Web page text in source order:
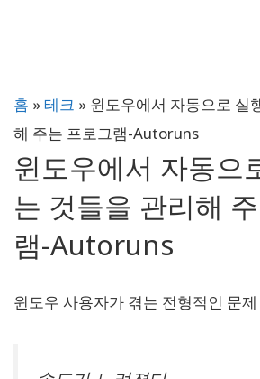
홈 »테크 » 윈도우에서 자동으로 실
해 주는 프로그램-Autoruns
윈도우에서 자동으
는 것들을 관리해
램-Autoruns
윈도우 사용자가 겪는 전형적인 문